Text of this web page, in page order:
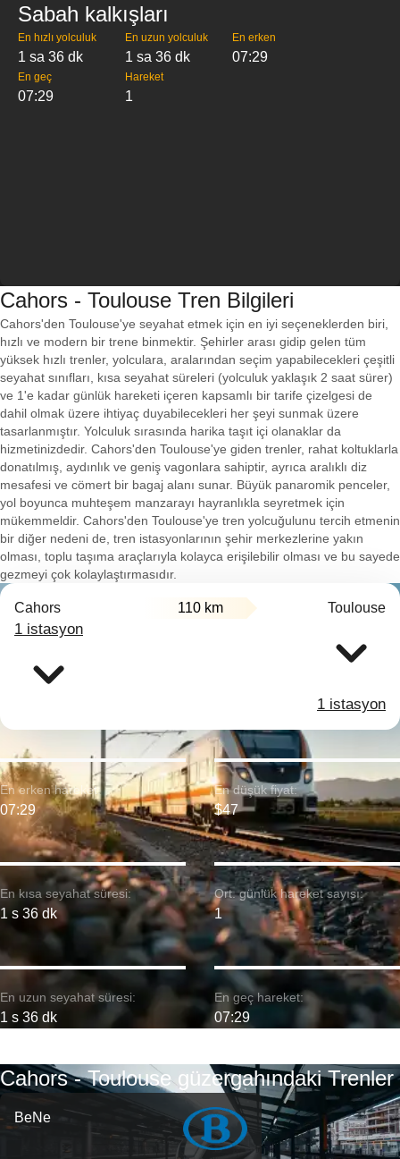
Sabah kalkışları
En hızlı yolculuk
1 sa 36 dk
En uzun yolculuk
1 sa 36 dk
En erken
07:29
En geç
07:29
Hareket
1
Cahors - Toulouse Tren Bilgileri
Cahors'den Toulouse'ye seyahat etmek için en iyi seçeneklerden biri,
hızlı ve modern bir trene binmektir. Şehirler arası gidip gelen tüm
yüksek hızlı trenler, yolculara, aralarından seçim yapabilecekleri çeşitli
seyahat sınıfları, kısa seyahat süreleri (yolculuk yaklaşık 2 saat sürer)
ve 1'e kadar günlük hareketi içeren kapsamlı bir tarife çizelgesi de
dahil olmak üzere ihtiyaç duyabilecekleri her şeyi sunmak üzere
tasarlanmıştır. Yolculuk sırasında harika taşıt içi olanaklar da
hizmetinizdedir. Cahors'den Toulouse'ye giden trenler, rahat koltuklarla
donatılmış, aydınlık ve geniş vagonlara sahiptir, ayrıca aralıklı diz
mesafesi ve cömert bir bagaj alanı sunar. Büyük panaromik penceler,
yol boyunca muhteşem manzarayı hayranlıkla seyretmek için
mükemmeldir. Cahors'den Toulouse'ye tren yolcuğulunu tercih etmenin
bir diğer nedeni de, tren istasyonlarının şehir merkezlerine yakın
olması, toplu taşıma araçlarıyla kolayca erişilebilir olması ve bu sayede
gezmeyi çok kolaylaştırmasıdır.
Cahors 110 km Toulouse
1 istasyon
1 istasyon
En kısa seyahat süresi:
1 s 36 dk
En erken hareket:
07:29
En uzun seyahat süresi:
1 s 36 dk
En düşük fiyat:
$47
Ort. günlük hareket sayısı:
1
En geç hareket:
07:29
Cahors - Toulouse güzergahındaki Trenler
BeNe